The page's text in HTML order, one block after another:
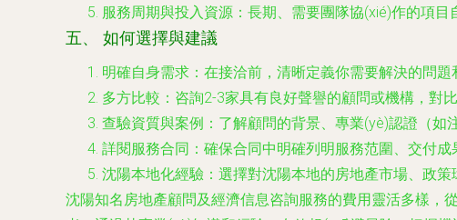
服務周期與投入資源 ：長期、需要團隊協(xié)作的項目
五、 如何選擇與建議
明確自身需求 ：在接洽前，清晰定義你需要解決的問
多方比較 ：咨詢2-3家具有良好聲譽的顧問或機構，對
查驗資質與案例 ：了解顧問的背景、專業(yè)認證（如
詳閱服務合同 ：確保合同中明確列明服務范圍、交付
沈陽本地化經驗 ：選擇對沈陽本地的房地產市場、政
沈陽知名房地產顧問及經濟信息咨詢服務的費用靈活多樣，